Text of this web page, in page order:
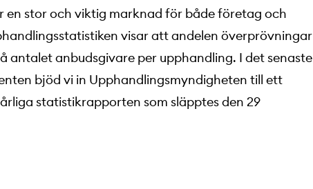
en stor och viktig marknad för både företag och
visar att andelen överprövningar
antalet anbudsgivare per upphandling. I det senaste
bjöd vi in Upphandlingsmyndigheten till ett
statistikrapporten som släpptes den 29